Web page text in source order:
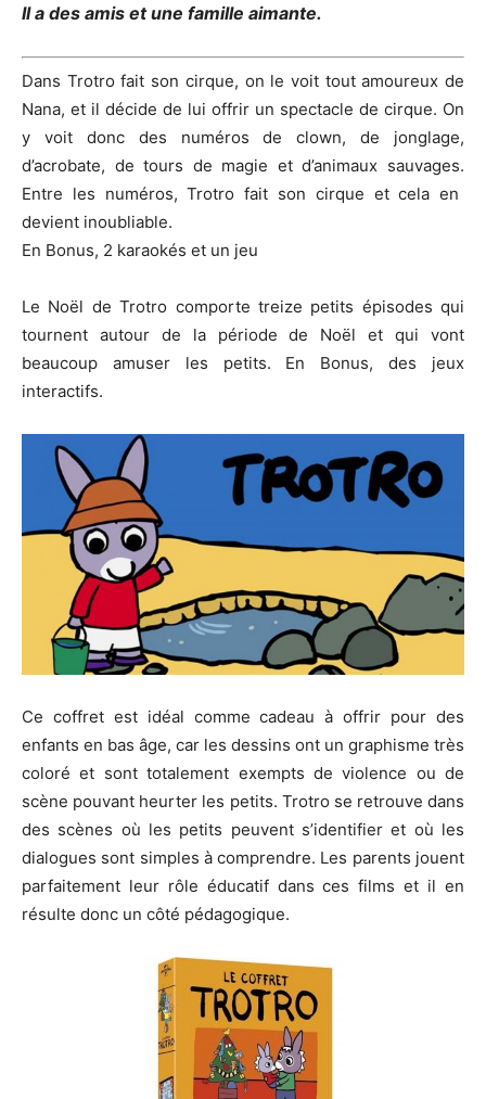
Il a des amis et une famille aimante.
Dans Trotro fait son cirque, on le voit tout amoureux de
Nana, et il décide de lui offrir un spectacle de cirque. On
y voit donc des numéros de clown, de jonglage,
d’acrobate, de tours de magie et d’animaux sauvages.
Entre les numéros,Trotro fait son cirque et cela en
devient inoubliable.
En Bonus, 2 karaokés et un jeu
Le Noël deTrotro comporte treize petits épisodes qui
tournent autour de la période de Noël et qui vont
beaucoup amuser les petits. En Bonus, des jeux
interactifs.
Ce coffret est idéal comme cadeau à offrir pour des
enfants en bas âge, car les dessins ont un graphisme très
coloré et sont totalement exempts de violence ou de
scène pouvant heurter les petits. Trotro se retrouve dans
des scènes où les petits peuvent s’identifier et où les
dialogues sont simples à comprendre. Les parents jouent
parfaitement leur rôle éducatif dans ces films et il en
résulte donc un côté pédagogique.